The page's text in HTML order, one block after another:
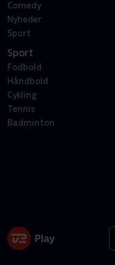
Comedy
Nyheder
Sport
Sport
Fodbold
Håndbold
Cykling
Tennis
Badminton